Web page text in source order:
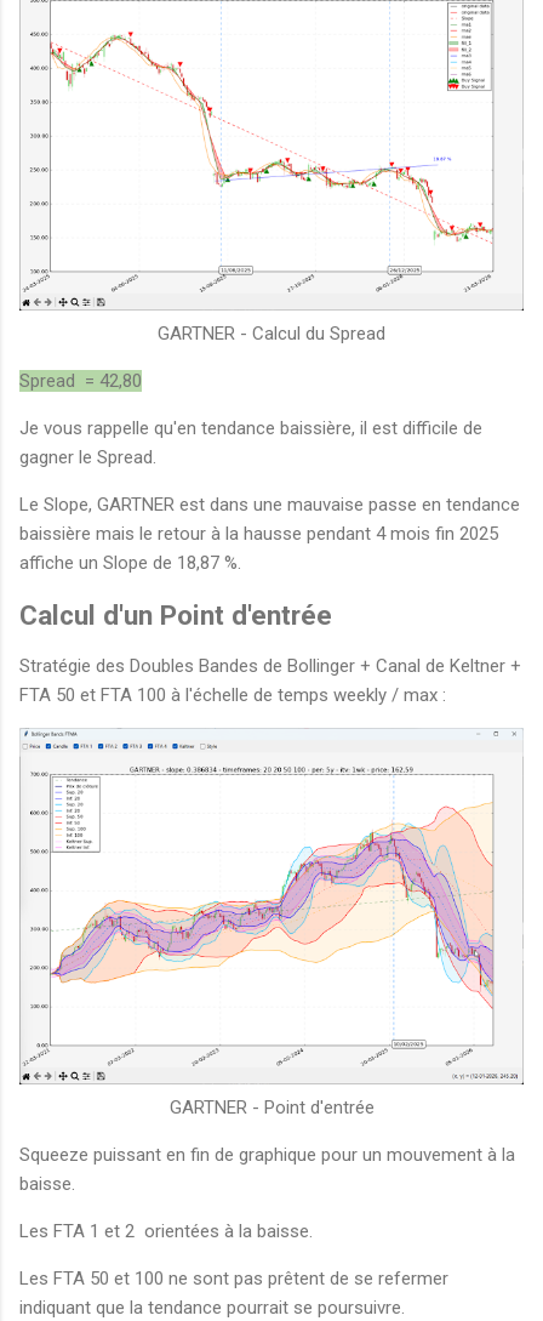
GARTNER - Calcul du Spread
Spread = 42,80
Je vous rappelle qu'en tendance baissière, il est difficile de
gagner le Spread.
Le Slope, GARTNER est dans une mauvaise passe en tendance
baissière mais le retour à la hausse pendant 4 mois fin 2025
affiche un Slope de 18,87 %.
Calcul d'un Point d'entrée
Stratégie des Doubles Bandes de Bollinger + Canal de Keltner +
FTA 50 et FTA 100 à l'échelle de temps weekly / max :
GARTNER - Point d'entrée
Squeeze puissant en fin de graphique pour un mouvement à la
baisse.
Les FTA 1 et 2 orientées à la baisse.
Les FTA 50 et 100 ne sont pas prêtent de se refermer
indiquant que la tendance pourrait se poursuivre.